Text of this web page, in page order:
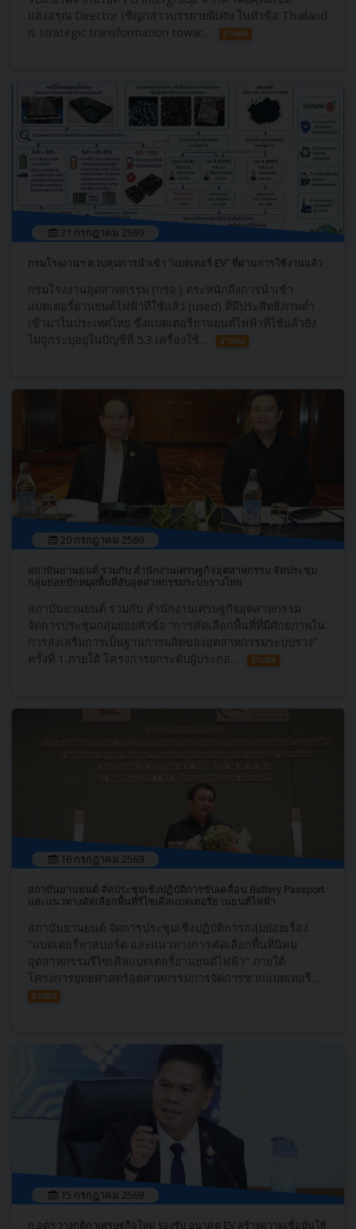
แสงอรุณ Director เชิญกล่าวบรรยายพิเศษ ในหัวข้อ Thailand
is strategic transformation towar...
อ่านต่อ
21 กรกฎาคม 2569
กรมโรงงานฯ ควบคุมการนำเข้า "แบตเตอรี่ EV" ที่ผ่านการใช้งานแล้ว
กรมโรงงานอุตสาหกรรม (กรอ.) ตระหนักถึงการนำเข้า
แบตเตอรี่ยานยนต์ไฟฟ้าที่ใช้แล้ว (used) ที่มีประสิทธิภาพต่ำ
เข้ามาในประเทศไทย ซึ่งแบตเตอรี่ยานยนต์ไฟฟ้าที่ใช้แล้วยัง
ไม่ถูกระบุอยู่ในบัญชีที่ 5.3 เครื่องใช้...
อ่านต่อ
20 กรกฎาคม 2569
สถาบันยานยนต์ ร่วมกับ สำนักงานเศรษฐกิจอุตสาหกรรม จัดประชุม
กลุ่มย่อยปักหมุดพื้นที่ฮับอุตสาหกรรมระบบรางไทย
สถาบันยานยนต์ ร่วมกับ สำนักงานเศรษฐกิจอุตสาหกรรม
จัดการประชุมกลุ่มย่อยหัวข้อ “การคัดเลือกพื้นที่ที่มีศักยภาพใน
การส่งเสริมการเป็นฐานการผลิตของอุตสาหกรรมระบบราง”
ครั้งที่ 1 ภายใต้ โครงการยกระดับผู้ประกอ...
อ่านต่อ
16 กรกฎาคม 2569
สถาบันยานยนต์ จัดประชุมเชิงปฏิบัติการขับเคลื่อน Battery Passport
และแนวทางคัดเลือกพื้นที่รีไซเคิลแบตเตอรี่ยานยนต์ไฟฟ้า
สถาบันยานยนต์ จัดการประชุมเชิงปฏิบัติการกลุ่มย่อยเรื่อง
"แบตเตอรี่พาสปอร์ต และแนวทางการคัดเลือกพื้นที่นิคม
อุตสาหกรรมรีไซเคิลแบตเตอรี่ยานยนต์ไฟฟ้า" ภายใต้
โครงการยุทธศาสตร์อุตสาหกรรมการจัดการซากแบตเตอรี...
อ่านต่อ
15 กรกฎาคม 2569
ก.อุตฯ วางกติกาเศรษฐกิจใหม่ รองรับ อนาคต EV สร้างความเชื่อมั่นให้